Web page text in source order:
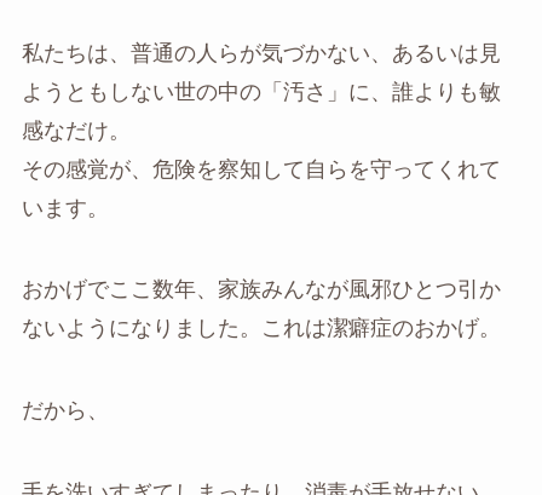
私たちは、普通の人らが気づかない、あるいは見
ようともしない世の中の「汚さ」に、誰よりも敏
感なだけ。
その感覚が、危険を察知して自らを守ってくれて
います。
おかげでここ数年、家族みんなが風邪ひとつ引か
ないようになりました。これは潔癖症のおかげ。
だから、